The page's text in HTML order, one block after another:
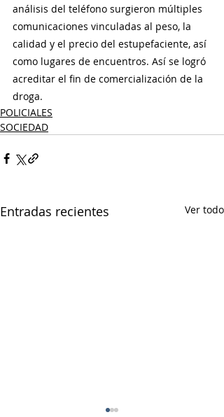
análisis del teléfono surgieron múltiples
comunicaciones vinculadas al peso, la
calidad y el precio del estupefaciente, así
como lugares de encuentros. Así se logró
acreditar el fin de comercialización de la
droga.
POLICIALES
SOCIEDAD
Entradas recientes Ver todo